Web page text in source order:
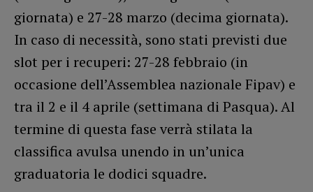
giornata) e 27-28 marzo (decima giornata).
In caso di necessità, sono stati previsti due
slot per i recuperi: 27-28 febbraio (in
occasione dell’Assemblea nazionale Fipav) e
tra il 2 e il 4 aprile (settimana di Pasqua). Al
termine di questa fase verrà stilata la
classifica avulsa unendo in un’unica
graduatoria le dodici squadre.